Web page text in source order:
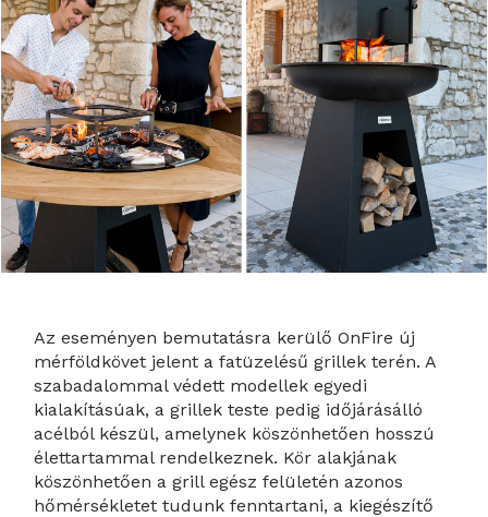
Az eseményen bemutatásra kerülő OnFire új
mérföldkövet jelent a fatüzelésű grillek terén. A
szabadalommal védett modellek egyedi
kialakításúak, a grillek teste pedig időjárásálló
acélból készül, amelynek köszönhetően hosszú
élettartammal rendelkeznek. Kör alakjának
köszönhetően a grill egész felületén azonos
hőmérsékletet tudunk fenntartani, a kiegészítő